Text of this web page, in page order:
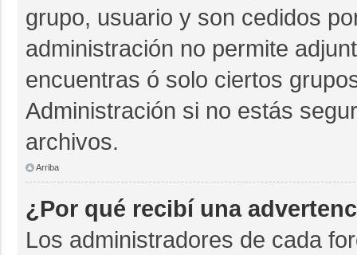
grupo, usuario y son cedidos
administración no permite
encuentras ó solo ciertos
Administración si no estás
archivos.
Arriba
¿Por qué recibí una
Los administradores de cada